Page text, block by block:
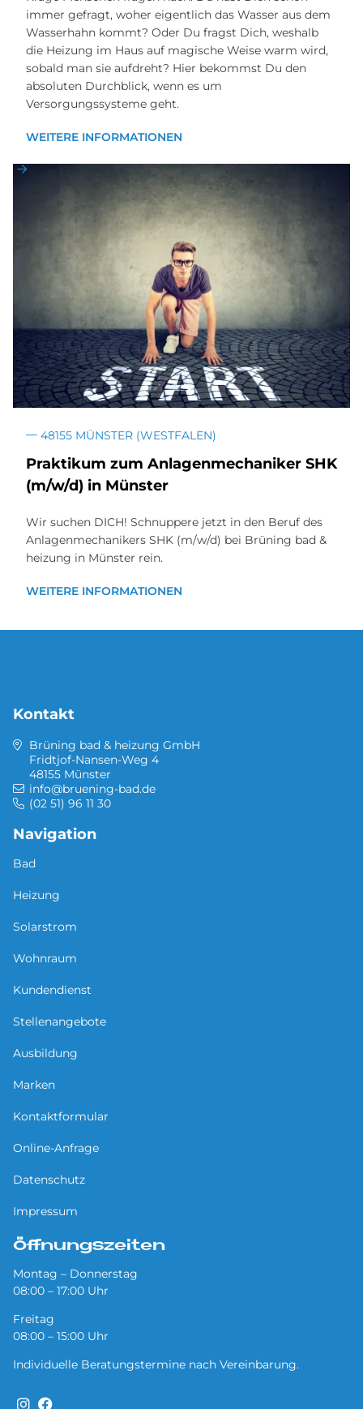
immer gefragt, woher eigentlich das Wasser aus dem
Wasserhahn kommt? Oder Du fragst Dich, weshalb
die Heizung im Haus auf magische Weise warm wird,
sobald man sie aufdreht? Hier bekommst Du den
absoluten Durchblick, wenn es um
Versorgungssysteme geht.
WEITERE INFORMATIONEN
48155 MÜNSTER (WESTFALEN)
Prak­ti­kum zum An­la­gen­me­cha­ni­ker SHK
(m/w/d) in Mün­ster
Wir suchen DICH! Schnuppere jetzt in den Beruf des
Anlagenmechanikers SHK (m/w/d) bei Brüning bad &
heizung in Münster rein.
WEITERE INFORMATIONEN
Kontakt
Brüning bad & heizung GmbH
Fridtjof-Nansen-Weg 4
48155 Münster
info@bruening-bad.de
(02 51) 96 11 30
Navigation
Bad
Heizung
Solarstrom
Wohnraum
Kundendienst
Stellenangebote
Ausbildung
Marken
Kontaktformular
Online-Anfrage
Datenschutz
Impressum
Öffnungszeiten
Montag – Donnerstag
08:00 – 17:00 Uhr
Freitag
08:00 – 15:00 Uhr
Individuelle Beratungstermine nach Vereinbarung.